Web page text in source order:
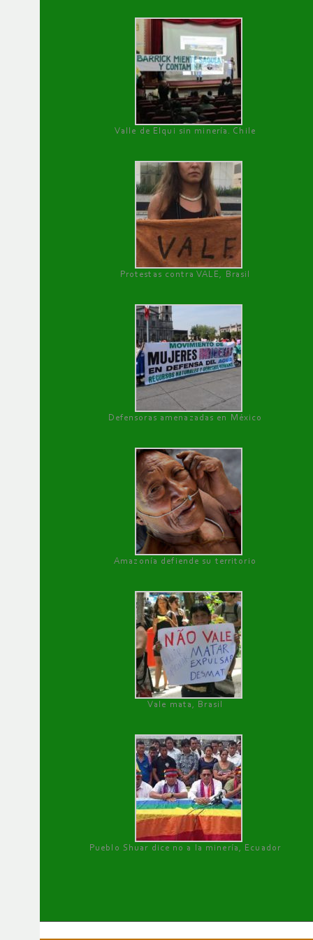
Valle de Elqui sin minería. Chile
Protestas contra VALE, Brasil
Defensoras amenazadas en México
Amazonía defiende su territorio
Vale mata, Brasil
Pueblo Shuar dice no a la minería, Ecuador